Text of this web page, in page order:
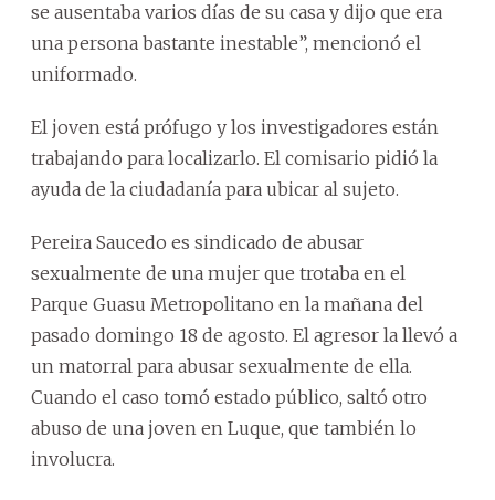
se ausentaba varios días de su casa y dijo que era
una persona bastante inestable”, mencionó el
uniformado.
El joven está prófugo y los investigadores están
trabajando para localizarlo. El comisario pidió la
ayuda de la ciudadanía para ubicar al sujeto.
Pereira Saucedo es sindicado de abusar
sexualmente de una mujer que trotaba en el
Parque Guasu Metropolitano en la mañana del
pasado domingo 18 de agosto. El agresor la llevó a
un matorral para abusar sexualmente de ella.
Cuando el caso tomó estado público, saltó otro
abuso de una joven en Luque, que también lo
involucra.